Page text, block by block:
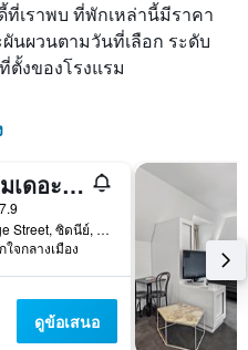
เราพบ ที่พักเหล่านี้มีราคา
นผวนตามวันที่เลือก ระดับ
ตั้งของโรงแรม
โรงแรมเดอะแคปซูล - โฮสเทล
640 George Street, ซิดนีย์, NSW, ออสเตรเลีย
จกลางเมือง
ดูข้อเสนอ